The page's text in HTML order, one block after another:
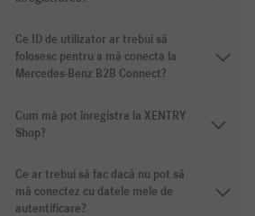
Ce ID de utilizator ar trebui să
folosesc pentru a mă conecta la
Mercedes-Benz B2B Connect?
Cum mă pot înregistra la XENTRY
Shop?
Ce ar trebui să fac dacă nu pot să
mă conectez cu datele mele de
autentificare?